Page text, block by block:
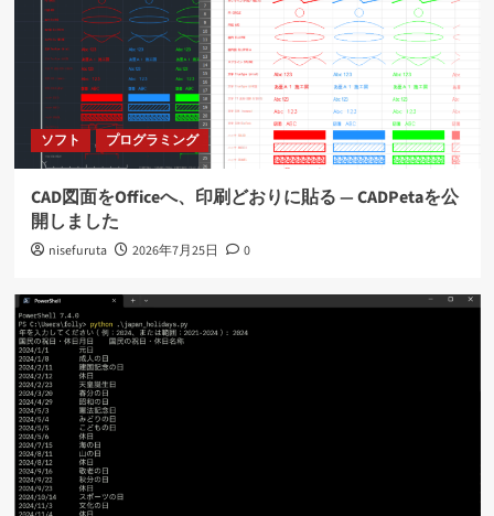
ソフト プログラミング
CAD図面をOfficeへ、印刷どおりに貼る ― CADPetaを公
開しました
nisefuruta 2026年7月25日 0